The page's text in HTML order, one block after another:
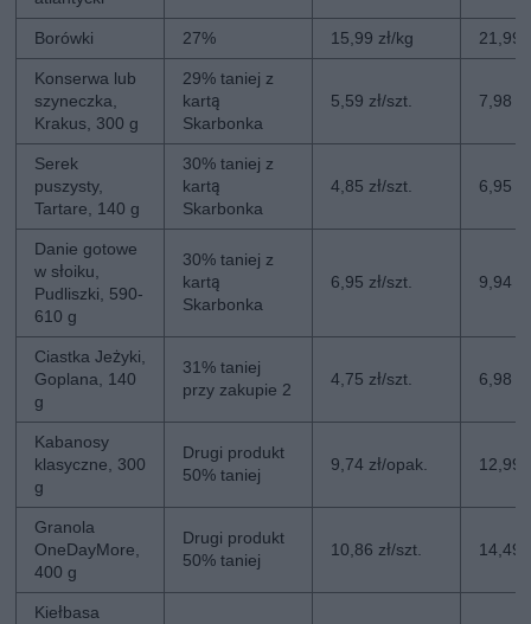
Borówki 27% 15,99 zł/kg 21,99
Konserwa lub
szyneczka,
Krakus, 300 g
29% taniej z
kartą
Skarbonka
5,59 zł/szt. 7,98
Serek
puszysty,
Tartare, 140 g
30% taniej z
kartą
Skarbonka
4,85 zł/szt. 6,95
Danie gotowe
w słoiku,
Pudliszki, 590-
610 g
30% taniej z
kartą
Skarbonka
6,95 zł/szt. 9,94
Ciastka Jeżyki,
Goplana, 140
g
31% taniej
przy zakupie 2
4,75 zł/szt. 6,98
Kabanosy
klasyczne, 300
g
Drugi produkt
50% taniej
9,74 zł/opak. 12,99
Granola
OneDayMore,
400 g
Drugi produkt
50% taniej
10,86 zł/szt. 14,49
Kiełbasa